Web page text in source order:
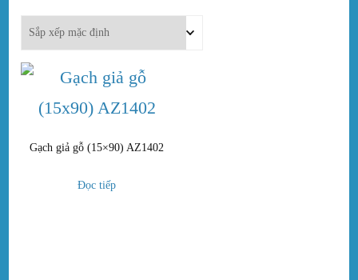
In stock
On sale(0)
Danh mục sản phẩm
Gạch giả gỗ (15×90) AZ1402
Đọc tiếp